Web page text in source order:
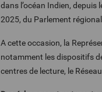
dans l’océan Indien, depuis
2025, du Parlement
A cette occasion, la
notamment les dispositifs
centres de lecture, le